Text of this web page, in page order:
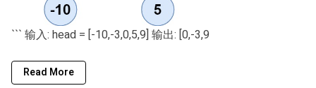
``` 输入: head = [-10,-3,0,5,9] 输出: [0,-3,9
Read More